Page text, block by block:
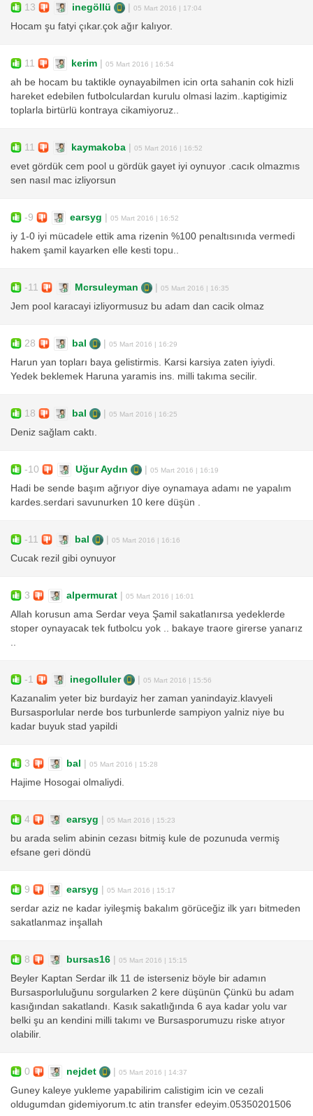
13 inegöllü 05 Mart 2016 | 17:04
Hocam şu fatyi çıkar.çok ağır kalıyor.
11 kerim 05 Mart 2016 | 16:54
ah be hocam bu taktikle oynayabilmen icin orta sahanin cok hizli
hareket edebilen futbolculardan kurulu olmasi lazim..kaptigimiz
toplarla birtürlü kontraya cikamiyoruz..
11 kaymakoba 05 Mart 2016 | 16:52
evet gördük cem pool u gördük gayet iyi oynuyor .cacık olmazmıs
sen nasıl mac izliyorsun
-9 earsyg 05 Mart 2016 | 16:52
iy 1-0 iyi mücadele ettik ama rizenin %100 penaltısınıda vermedi
hakem şamil kayarken elle kesti topu..
-11 Mcrsuleyman 05 Mart 2016 | 16:35
Jem pool karacayi izliyormusuz bu adam dan cacik olmaz
28 bal 05 Mart 2016 | 16:29
Harun yan topları baya gelistirmis. Karsi karsiya zaten iyiydi.
Yedek beklemek Haruna yaramis ins. milli takıma secilir.
18 bal 05 Mart 2016 | 16:25
Deniz sağlam caktı.
-10 Uğur Aydın 05 Mart 2016 | 16:19
Hadi be sende başım ağrıyor diye oynamaya adamı ne yapalım
kardes.serdari savunurken 10 kere düşün .
-11 bal 05 Mart 2016 | 16:16
Cucak rezil gibi oynuyor
3 alpermurat 05 Mart 2016 | 16:01
Allah korusun ama Serdar veya Şamil sakatlanırsa yedeklerde
stoper oynayacak tek futbolcu yok .. bakaye traore girerse yanarız
..
-1 inegolluler 05 Mart 2016 | 15:56
Kazanalim yeter biz burdayiz her zaman yanindayiz.klavyeli
Bursasporlular nerde bos turbunlerde sampiyon yalniz niye bu
kadar buyuk stad yapildi
3 bal 05 Mart 2016 | 15:28
Hajime Hosogai olmaliydi.
4 earsyg 05 Mart 2016 | 15:23
bu arada selim abinin cezası bitmiş kule de pozunuda vermiş
efsane geri döndü
9 earsyg 05 Mart 2016 | 15:17
serdar aziz ne kadar iyileşmiş bakalım görüceğiz ilk yarı bitmeden
sakatlanmaz inşallah
8 bursas16 05 Mart 2016 | 15:15
Beyler Kaptan Serdar ilk 11 de isterseniz böyle bir adamın
Bursasporluluğunu sorgularken 2 kere düşünün Çünkü bu adam
kasığından sakatlandı. Kasık sakatlığında 6 aya kadar yolu var
belki şu an kendini milli takımı ve Bursasporumuzu riske atıyor
olabilir.
0 nejdet 05 Mart 2016 | 14:37
Guney kaleye yukleme yapabilirim calistigim icin ve cezali
oldugumdan gidemiyorum.tc atin transfer edeyim.05350201506